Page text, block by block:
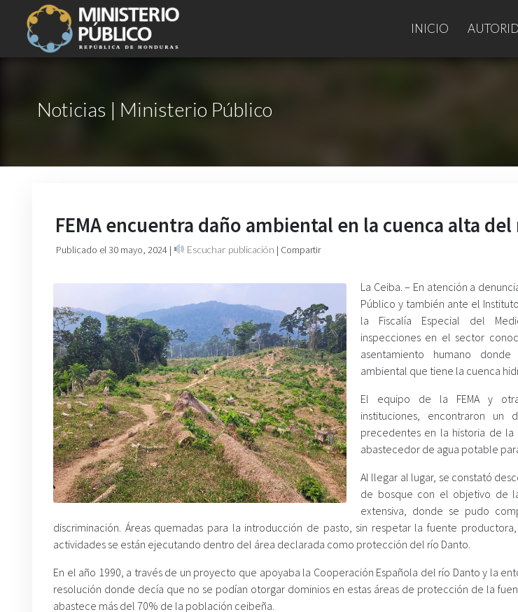
INICIO
Noticias | Ministerio Público
FEMA encuentra daño ambiental en la cuenca alta
Publicado el 30 mayo, 2024 | Escuchar publicación | Compartir
La Ceiba. – En atención a
Público y también ante el
la Fiscalía Especial del
inspecciones en el sector
asentamiento humano
ambiental que tiene la cuenca
El equipo de la FEMA y
instituciones, encontraron un
precedentes en la historia de
abastecedor de agua potable
Al llegar al lugar, se constató
de bosque con el objetivo de
extensiva, donde se pudo
discriminación. Áreas quemadas para la introducción de pasto, sin respetar la fuente
actividades se están ejecutando dentro del área declarada como protección del río Danto.
En el año 1990, a través de un proyecto que apoyaba la Cooperación Española del río Danto y la
resolución donde decía que no se podían otorgar dominios en estas áreas de protección de la
abastece más del 70% de la población ceibeña.